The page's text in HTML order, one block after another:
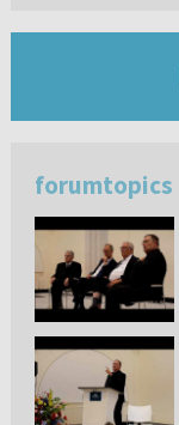
forumtopics